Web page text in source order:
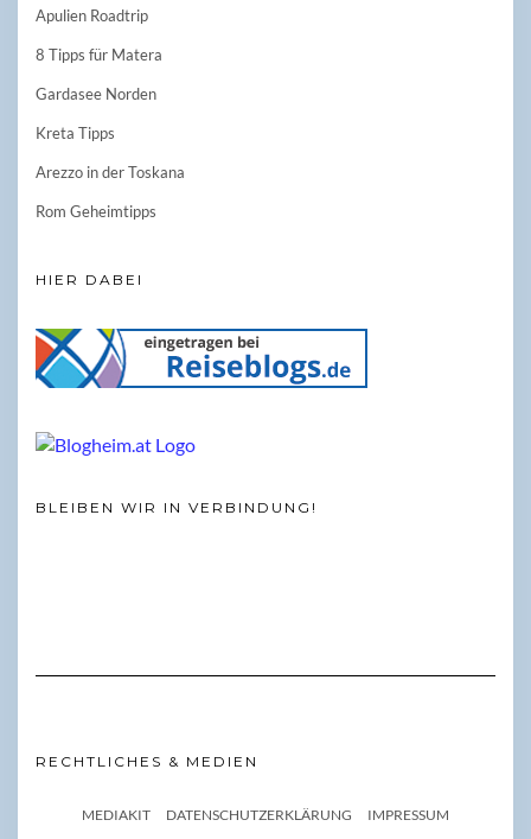
Apulien Roadtrip
8 Tipps für Matera
Gardasee Norden
Kreta Tipps
Arezzo in der Toskana
Rom Geheimtipps
HIER DABEI
BLEIBEN WIR IN VERBINDUNG!
RECHTLICHES & MEDIEN
MEDIAKIT DATENSCHUTZERKLÄRUNG IMPRESSUM